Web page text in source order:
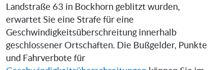
Landstraße 63 in Bockhorn geblitzt wurden,
erwartet Sie eine Strafe für eine
Geschwindigkeitsüberschreitung innerhalb
geschlossener Ortschaften. Die Bußgelder, Punkte
und Fahrverbote für